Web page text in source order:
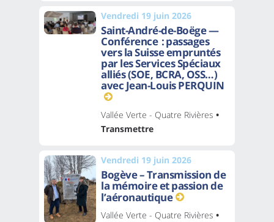
Vendredi 19 juin 2026
Saint-André-de-Boëge —
Conférence : passages
vers la Suisse empruntés
par les Services Spéciaux
alliés (SOE, BCRA, OSS…)
avec Jean-Louis PERQUIN
Vallée Verte - Quatre Rivières •
Transmettre
Vendredi 19 juin 2026
Bogève – Transmission de
la mémoire et passion de
l’aéronautique
Vallée Verte - Quatre Rivières •